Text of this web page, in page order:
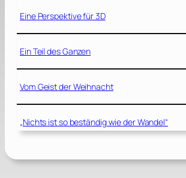
Eine Perspektive für 3D
Ein Teil des Ganzen
Vom Geist der Weihnacht
„Nichts ist so beständig wie der Wandel“